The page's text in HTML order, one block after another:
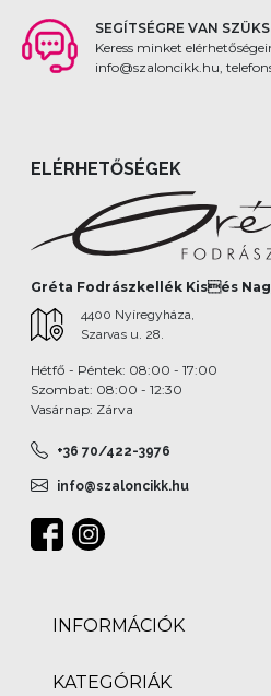
SEGÍTSÉGRE VAN
Keress minket
info@szaloncikk.hu,
ELÉRHETŐSÉGEK
Gréta Fodrászkellék Kisés
4400 Nyíregyháza,
Szarvas u. 28.
Hétfő - Péntek: 08:00 - 17:00
Szombat: 08:00 - 12:30
Vasárnap: Zárva
+36 70/422-3976
info@szaloncikk.hu
INFORMÁCIÓK
KATEGÓRIÁK